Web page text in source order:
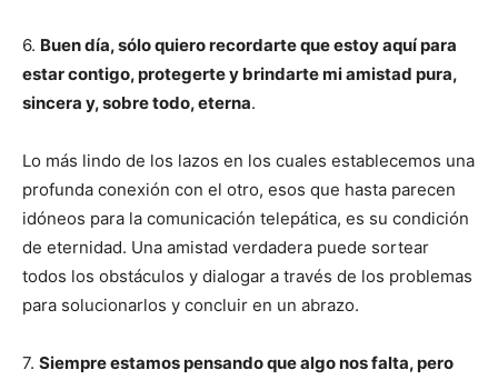
6. Buen día, sólo quiero recordarte que estoy aquí para
estar contigo, protegerte y brindarte mi amistad pura,
sincera y, sobre todo, eterna.
Lo más lindo de los lazos en los cuales establecemos una
profunda conexión con el otro, esos que hasta parecen
idóneos para la comunicación telepática, es su condición
de eternidad. Una amistad verdadera puede sortear
todos los obstáculos y dialogar a través de los problemas
para solucionarlos y concluir en un abrazo.
7. Siempre estamos pensando que algo nos falta, pero